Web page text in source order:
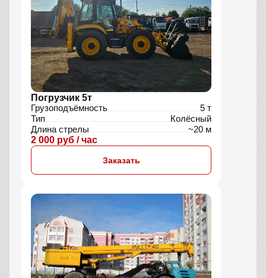
Погрузчик 5т
Грузоподъёмность
5 т
Тип
Колёсный
Длина стрелы
~20 м
2 000 руб / час
Заказать